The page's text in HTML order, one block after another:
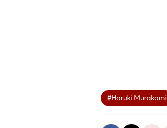
#Haruki Murakami